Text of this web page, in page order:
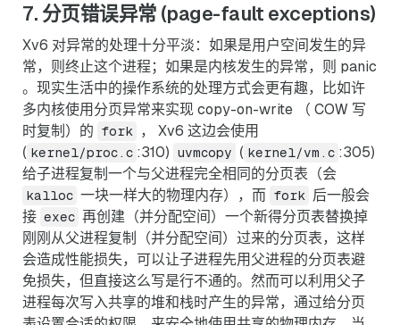
7. 分页错误异常 (page-fault exceptions)
Xv6 对异常的处理十分平淡：如果是用户空间发生的异
常，则终止这个进程；如果是内核发生的异常，则 panic
。现实生活中的操作系统的处理方式会更有趣，比如许
多内核使用分页异常来实现 copy-on-write （ COW 写
时复制）的
fork
， Xv6 这边会使用
( kernel/proc.c :310) uvmcopy ( kernel/vm.c :305)
给子进程复制一个与父进程完全相同的分页表（会
kalloc 一块一样大的物理内存），而 fork
后一般会
接 exec 再创建（并分配空间）一个新得分页表替换掉
刚刚从父进程复制（并分配空间）过来的分页表，这样
会造成性能损失，可以让子进程先用父进程的分页表避
免损失，但直接这么写是行不通的。然而可以利用父子
进程每次写入共享的堆和栈时产生的异常，通过给分页